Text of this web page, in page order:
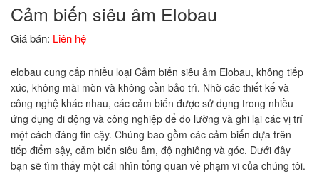
Cảm biến siêu âm Elobau
Giá bán: Liên hệ
elobau cung cấp nhiều loại Cảm biến siêu âm Elobau, không tiếp
xúc, không mài mòn và không cần bảo trì. Nhờ các thiết kế và
công nghệ khác nhau, các cảm biến được sử dụng trong nhiều
ứng dụng di động và công nghiệp để đo lường và ghi lại các vị trí
một cách đáng tin cậy. Chúng bao gồm các cảm biến dựa trên
tiếp điểm sậy, cảm biến siêu âm, độ nghiêng và góc. Dưới đây
bạn sẽ tìm thấy một cái nhìn tổng quan về phạm vi của chúng tôi.